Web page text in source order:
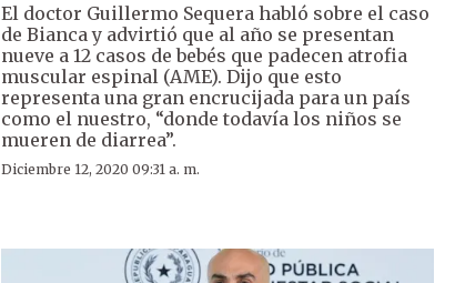
El doctor Guillermo Sequera habló sobre el caso
de Bianca y advirtió que al año se presentan
nueve a 12 casos de bebés que padecen atrofia
muscular espinal (AME). Dijo que esto
representa una gran encrucijada para un país
como el nuestro, “donde todavía los niños se
mueren de diarrea”.
Diciembre 12, 2020 09:31 a. m.